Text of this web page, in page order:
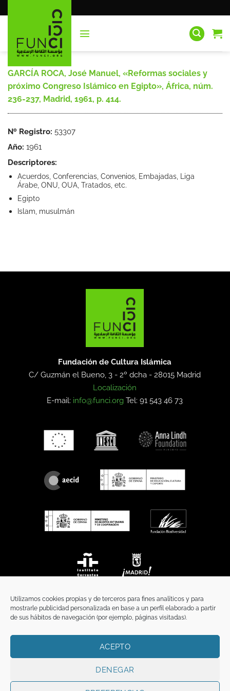
Utilizamos cookies propias y de terceros para fines analíticos y para
mostrarle publicidad personalizada en base a un perfil elaborado a partir
de sus hábitos de navegación (por ejemplo, páginas visitadas).
ACEPTO
DENEGAR
al
GARCÍA ROCA, José Manuel, «Reformas sociales y
próximo Congreso Islámico en Egipto», África, núm.
236-237, Madrid, 1961, p. 414.
Nº Registro: 53307
Año: 1961
Descriptores:
Acuerdos, Conferencias, Convenios, Embajadas, Liga
Árabe, ONU, OUA, Tratados, etc.
Egipto
Islam, musulmán
Fundación de Cultura Islámica
C/ Guzmán el Bueno, 3 - 2º dcha -28015 Madrid
Localización
E-mail: info@funci.org Tel: 91 543 46 73
TÉRMINOS Y CONDICIONES
Copyright 2026 ©FunciFUNCI es titular de los derechos de propiedad